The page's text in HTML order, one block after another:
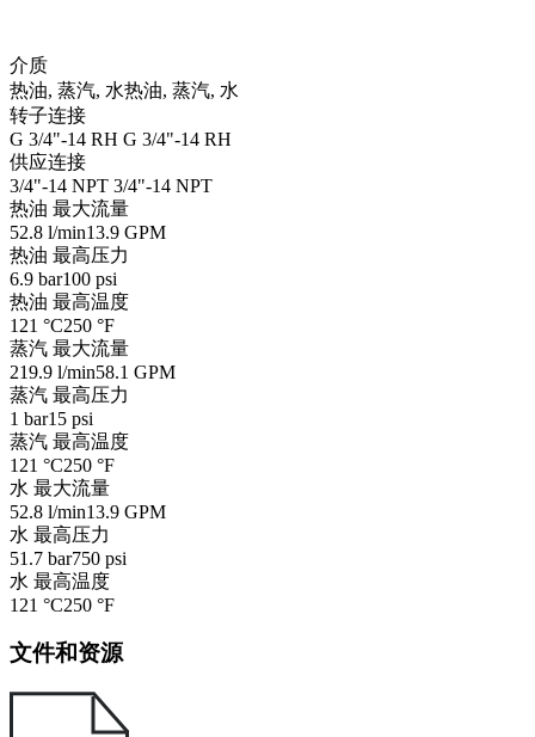
介质
热油, 蒸汽, 水热油, 蒸汽, 水
转子连接
G 3/4"-14 RH G 3/4"-14 RH
供应连接
3/4"-14 NPT 3/4"-14 NPT
热油 最大流量
52.8 l/min13.9 GPM
热油 最高压力
6.9 bar100 psi
热油 最高温度
121 °C250 °F
蒸汽 最大流量
219.9 l/min58.1 GPM
蒸汽 最高压力
1 bar15 psi
蒸汽 最高温度
121 °C250 °F
水 最大流量
52.8 l/min13.9 GPM
水 最高压力
51.7 bar750 psi
水 最高温度
121 °C250 °F
文件和资源